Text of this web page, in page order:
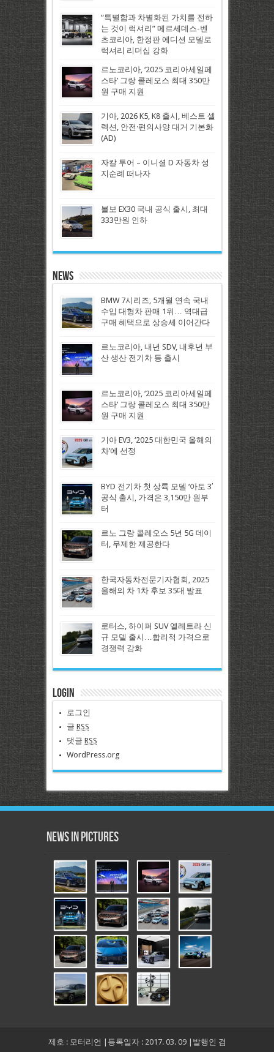
“특별함과 차별화된 가치를 전하
는 것이 럭셔리” 메르세데스-벤
츠코리아, 한정판 에디션 모델로
럭셔리 리더십 강화
르노코리아, ‘2025 코리아세일페
스타’ 그랑 콜레오스 최대 350만
원 구매 지원
기아, 2026 K5, K8 출시, 베스트 셀
렉션, 안전·편의사양 대거 기본화
(AD)
자칼 투어 – 이니셜 D 자동차 성
지순례 떠나자
볼보 EX30 국내 공식 출시, 최대
333만원 인하
News
BMW 7시리즈, 5개월 연속 국내
수입 대형차 판매 1위… 역대급
구매 혜택으로 상승세 이어간다
르노코리아, 내년 SDV, 내후년 부
산 생산 전기차 등 출시
르노코리아, ‘2025 코리아세일페
스타’ 그랑 콜레오스 최대 350만
원 구매 지원
기아 EV3, ‘2025 대한민국 올해의
차’에 선정
BYD 전기차 첫 상륙 모델 ‘아토 3′
공식 출시, 가격은 3,150만 원부
터
르노 그랑 콜레오스 5년 5G 데이
터, 무제한 제공한다
한국자동차전문기자협회, 2025
올해의 차 1차 후보 35대 발표
로터스, 하이퍼 SUV 엘레트라 신
규 모델 출시…합리적 가격으로
경쟁력 강화
Login
로그인
글 RSS
댓글 RSS
WordPress.org
News in Pictures
제호 : 모터리언 |등록일자 : 2017. 03. 09 |발행인 겸